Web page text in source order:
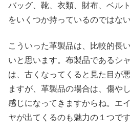
バッグ、靴、衣類、財布、ベル
をいくつか持っているのではな
こういった革製品は、比較的長
いと思います。布製品であるシ
は、古くなってくると見た目が
ますが、革製品の場合は、傷や
感じになってきますからね。エ
ヤが出てくるのも魅力の１つです